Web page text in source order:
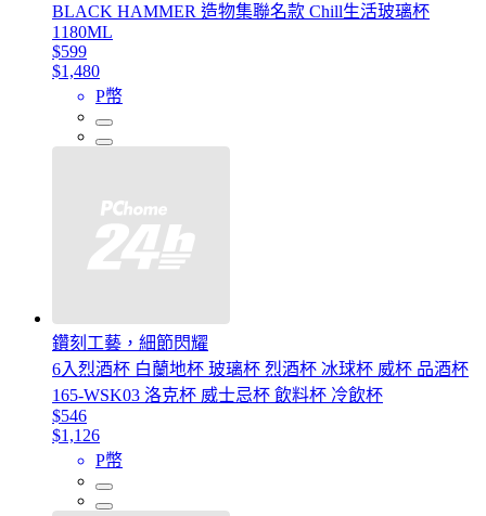
BLACK HAMMER 造物集聯名款 Chill生活玻璃杯
1180ML
$599
$1,480
P幣
鑽刻工藝，細節閃耀
6入烈酒杯 白蘭地杯 玻璃杯 烈酒杯 冰球杯 威杯 品酒杯
165-WSK03 洛克杯 威士忌杯 飲料杯 冷飲杯
$546
$1,126
P幣